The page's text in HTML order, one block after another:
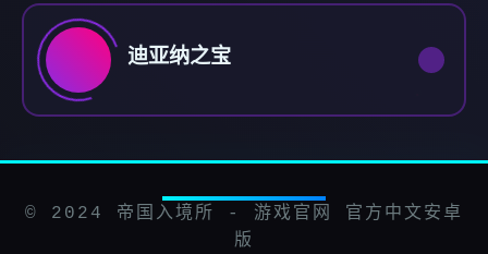
迪亚纳之宝
© 2024 帝国入境所 - 游戏官网 官方中文安卓
版